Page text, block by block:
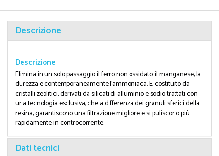
Descrizione
Descrizione
Elimina in un solo passaggio il ferro non ossidato, il manganese, la
durezza e contemporaneamente l'ammoniaca. E' costituito da
cristalli zeolitici, derivati da silicati di alluminio e sodio trattati con
una tecnologia esclusiva, che a differenza dei granuli sferici della
resina, garantiscono una filtrazione migliore e si puliscono più
rapidamente in controcorrente.
Dati tecnici